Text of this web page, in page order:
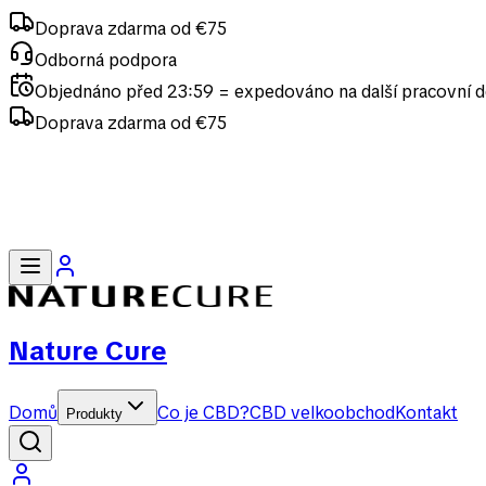
Doprava zdarma od €75
Odborná podpora
Objednáno před 23:59 = expedováno na další pracovní
Doprava zdarma od €75
Nature Cure
Domů Produkty Co je CBD?CBD velkoobchodKontakt